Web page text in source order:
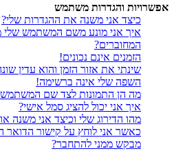
אפשרויות והגדרות משתמש
כיצד אני משנה את ההגדרות שלי?
איך אני מונע משם המשתמש
המחוברים?
הזמנים אינם נכונים!
שינתי את אזור הזמן והוא עדין
השפה שלי אינה ברשימה!
מה הן התמונות לצד שם המשתמש
איך אני יכול להציג סמל אישי?
מהו הדירוג שלי וכיצד אני משנה
כאשר אני לוחץ על קישור
מבקש ממני להתחבר?